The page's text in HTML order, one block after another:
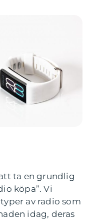
ta en grundlig
köpa”. Vi
av radio som
idag, deras